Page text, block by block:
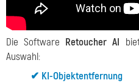
Die Software Retoucher AI
Auswahl:
✔ KI-Objektentfernung